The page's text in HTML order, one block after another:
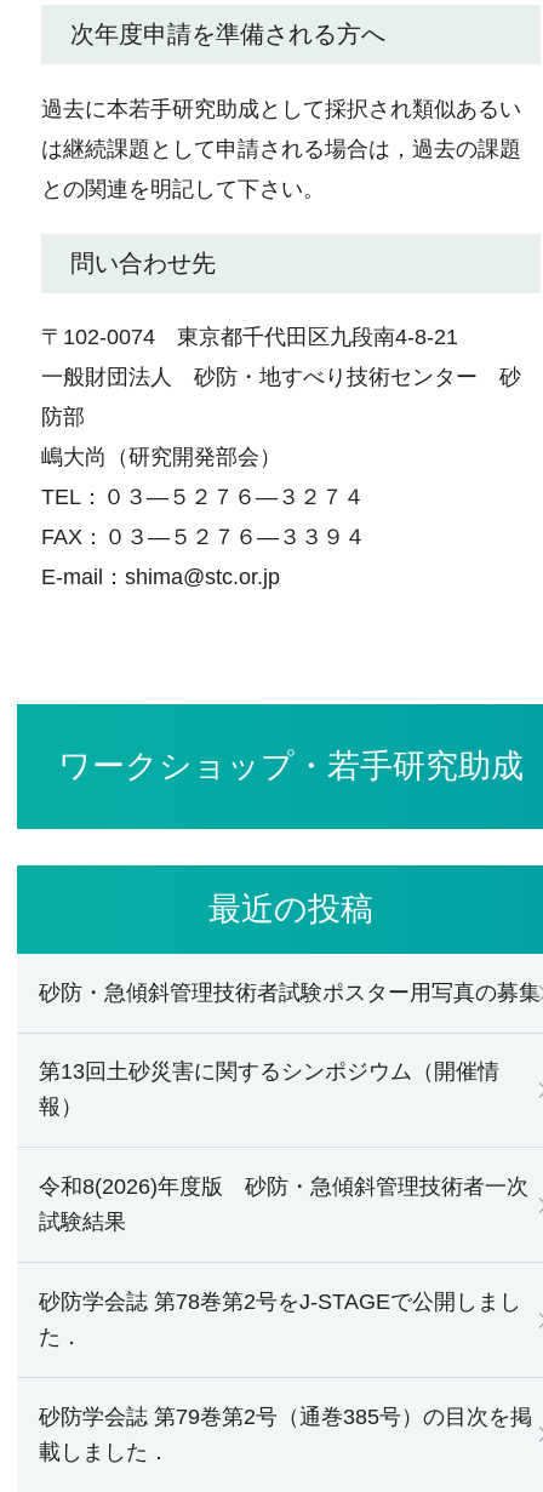
次年度申請を準備される方へ
過去に本若手研究助成として採択され類似あるい
は継続課題として申請される場合は，過去の課題
との関連を明記して下さい。
問い合わせ先
〒102-0074 東京都千代田区九段南4-8-21
一般財団法人 砂防・地すべり技術センター 砂
防部
嶋大尚（研究開発部会）
TEL：０３―５２７６―３２７４
FAX：０３―５２７６―３３９４
E‐mail：shima@stc.or.jp
ワークショップ・若手研究助成
最近の投稿
砂防・急傾斜管理技術者試験ポスター用写真の募集
第13回土砂災害に関するシンポジウム（開催情
報）
令和8(2026)年度版 砂防・急傾斜管理技術者一次
試験結果
砂防学会誌 第78巻第2号をJ-STAGEで公開しまし
た．
砂防学会誌 第79巻第2号（通巻385号）の目次を掲
載しました．